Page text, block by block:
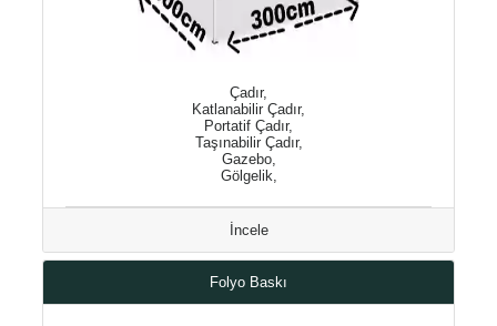
Çadır,
Katlanabilir Çadır,
Portatif Çadır,
Taşınabilir Çadır,
Gazebo,
Gölgelik,
İncele
Folyo Baskı